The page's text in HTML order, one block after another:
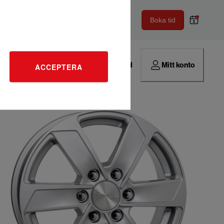
ACCEPTERA
Boka tid
Hitta verkstad Mitt konto